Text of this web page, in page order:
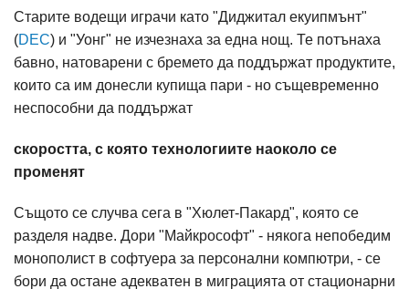
Старите водещи играчи като "Диджитал екуипмънт"
(DEC) и "Уонг" не изчезнаха за една нощ. Те потънаха
бавно, натоварени с бремето да поддържат продуктите,
които са им донесли купища пари - но същевременно
неспособни да поддържат
скоростта, с която технологиите наоколо се
променят
Същото се случва сега в "Хюлет-Пакард", която се
разделя надве. Дори "Майкрософт" - някога непобедим
монополист в софтуера за персонални компютри, - се
бори да остане адекватен в миграцията от стационарни